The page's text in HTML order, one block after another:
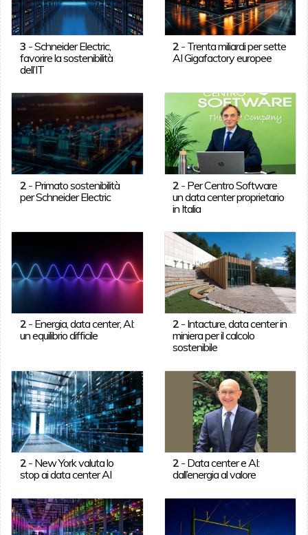
3 -Schneider Electric,
favorire la sostenibilità
dell’IT
2 - Trenta miliardi per sette
AI Gigafactory europee
2- Primato sostenibilità
per Schneider Electric
2 - Per Centro Software
un data center proprietario
in Italia
2- Energia, data center, AI:
un equilibrio difficile
2 - Intacture, data center in
miniera per il calcolo
sostenibile
2- New York valuta lo
stop ai data center AI
2 - Data center e AI:
dall’energia al valore